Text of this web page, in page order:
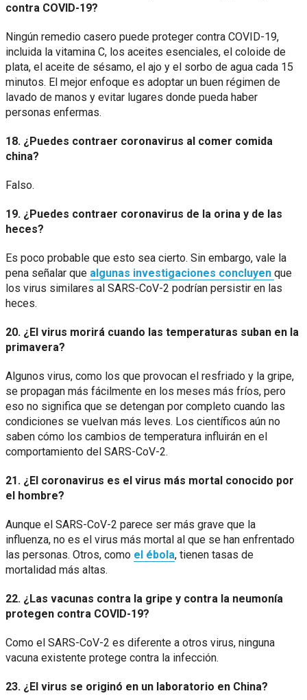
contra COVID-19?
Ningún remedio casero puede proteger contra COVID-19,
incluida la vitamina C, los aceites esenciales, el coloide de
plata, el aceite de sésamo, el ajo y el sorbo de agua cada 15
minutos. El mejor enfoque es adoptar un buen régimen de
lavado de manos y evitar lugares donde pueda haber
personas enfermas.
18. ¿Puedes contraer coronavirus al comer comida
china?
Falso.
19. ¿Puedes contraer coronavirus de la orina y de las
heces?
Es poco probable que esto sea cierto. Sin embargo, vale la
pena señalar que algunas investigaciones concluyen que
los virus similares al SARS-CoV-2 podrían persistir en las
heces.
20. ¿El virus morirá cuando las temperaturas suban en la
primavera?
Algunos virus, como los que provocan el resfriado y la gripe,
se propagan más fácilmente en los meses más fríos, pero
eso no significa que se detengan por completo cuando las
condiciones se vuelvan más leves. Los científicos aún no
saben cómo los cambios de temperatura influirán en el
comportamiento del SARS-CoV-2.
21. ¿El coronavirus es el virus más mortal conocido por
el hombre?
Aunque el SARS-CoV-2 parece ser más grave que la
influenza, no es el virus más mortal al que se han enfrentado
las personas. Otros, como el ébola, tienen tasas de
mortalidad más altas.
22. ¿Las vacunas contra la gripe y contra la neumonía
protegen contra COVID-19?
Como el SARS-CoV-2 es diferente a otros virus, ninguna
vacuna existente protege contra la infección.
23. ¿El virus se originó en un laboratorio en China?